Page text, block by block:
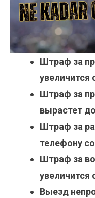
Штраф за
увеличится
Штраф за
вырастет
Штраф за
телефону
Штраф за
увеличится
Выезд